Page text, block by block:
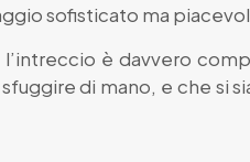
sofisticato ma
è davvero
di mano, e che si